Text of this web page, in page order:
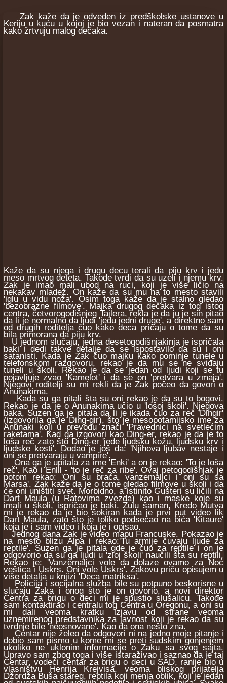
Zak kaže da je odveden iz predškolske ustanove u
Keriju u kuću u kojoj je bio vezan i nateran da posmatra
kako žrtvuju malog dečaka.
Kaže da su njega i drugu decu terali da piju krv i jedu
meso mrtvog deteta. Takođe tvrdi da su uzeli i njemu krv.
Zak je imao mali ubod na ruci, koji je više ličio na
nekakav mladež. On kaže da su mu na to mesto stavili
'iglu u vidu noža'. Osim toga kaže da je stalno gledao
'bezobrazne filmove'. Majka drugog dečaka iz tog istog
centra, četvorogodišnjeg Tajlera, rekla je da ju je sin pitao
da li je normalno da ljudi 'jedu jedni druge', a direktno sam
od drugih roditelja čuo kako deca pričaju o tome da su
bila primorana da piju krv.
U jednom slučaju, jedna desetogodišnjakinja je ispričala
baki i dedi takve detalje da se ispostavilo da su i oni
satanisti. Kada je Zak čuo majku kako pominje tunele u
telefonskom razgovoru, rekao je da mu se ne sviđaju
tuneli u školi. Rekao je da se jedan od ljudi koji se tu
pojavljuje zvao 'Kamelot' i da se on 'pretvara u zmaja'.
Njegovi roditelji su mi rekli da je Zak počeo da govori o
Anunakima.
Kada su ga pitali šta su oni rekao je da su to bogovi.
Rekao je da je o Anunakima učio u 'lošoj školi'. Njegova
baka, Suzen ga je pitala da li je ikada čuo za reč 'Dingir'
(izgovorila ga je Ding-gir), što je mesopotamijsko ime za
Anunaki koji u prevodu znači 'Pravednici na svetlećim
raketama'. Kad ga izgovori kao Ding-er, rekao je da je to
loša reč zato što Ding-er 'jede ljudsku kožu, ljudsku krv i
ljudske kosti'. Dodao je još da: 'Njihova ljubav nestaje i
oni se pretvaraju u vampire'.
Ona ga je upitala za ime 'Enki' a on je rekao: 'To je loša
reč'. Kao i Enlil - 'to je reč za ribe'. Ovaj petogodišnjak je
potom rekao: 'Oni su braća, vanzemaljci i oni su sa
Marsa'. Zak kaže da je o tome gledao filmove u školi i da
će oni uništiti svet. Morbidno, a istinito Gušteri su ličili na
Dart Maula (u Ratovima zvezda) kao i maske koje su
imali u školi, ispričao je baki. Zulu šaman, Kredo Mutva
mi je rekao da je bio šokiran kada je prvi put video lik
Dart Maula, zato što je toliko podsećao na bića 'Kitaure'
koja je i sam video i koja je i opisao.
Jednog dana Zak je video mapu Francuske. Pokazao je
na mesto blizu Alpa i rekao:'Tu armije čuvaju ljude za
reptile'. Suzen ga je pitala gde je čuo za reptile i on je
odgovorio da su ga ljudi u 'zloj školi' naučili šta su reptili.
Rekao je: 'Vanzemaljci vole da dolaze ovamo za Noć
veštica i Uskrs. Oni vole Uskrs'. Zakovu priču opisujem u
više detalja u knjizi 'Deca matriksa'.
Policija i socijalna služba bile su potpuno beskorisne u
slučaju Zaka i onog što je on govorio, a novi direktor
Centra za brigu o deci mi je spustio slušalicu. Takođe
sam kontaktirao i centralu tog Centra u Oregonu, a oni su
mi dali veoma kratku izjavu od strane veoma
uznemirenog predstavnika za javnost koji je rekao da su
tvrdnje bile 'neosnovane'. Kao da ona nešto zna.
Centar nije želeo da odgovori ni na jedno moje pitanje i
dobio sam pismo u kome mi se preti sudskim gonjenjem
ukoliko ne uklonim informacije o Zaku sa svog sajta.
Upravo sam zbog toga i više istaraživao i saznao da je taj
Centar, vodeći centar za brigu o deci u SAD, ranije bio u
vlasništvu Henrija Krejvisa, veoma bliskog prijatelja
Džordža Buša stareg, reptila koji menja oblik, koji je jedan